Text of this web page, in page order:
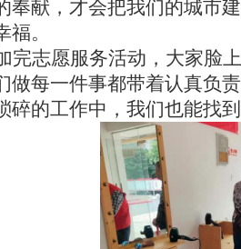
奉献，才会把我们的城市
。
完志愿服务活动， 大家脸
做每一件事都带着认真负
碎的工作中，我们也能找到